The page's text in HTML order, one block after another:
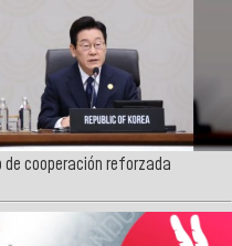
de cooperación reforzada